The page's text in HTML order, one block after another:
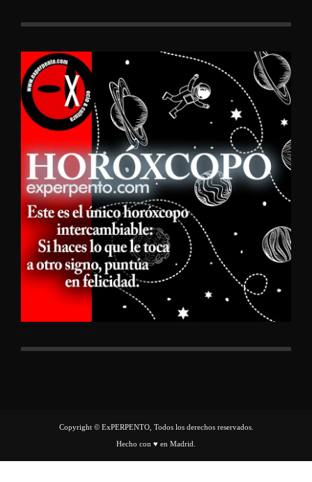
Copyright © ExPERPENTO, Todos los derechos reservados.
Hecho con ♥ en Madrid.